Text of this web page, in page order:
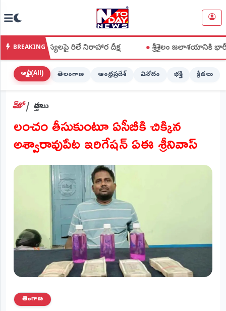
హోమ్
(Home)
STREAMING
లైవ్
(Live
ప్రాంతీయ
వార్తలు
తెలంగాణ
ఆంధ్రప్రదేశ్
BREAKING
సమస్యలపై రిలే నిరాహార దీక్ష ●శ్రీశైలం జలాశయానికి భారీగా వరద
అన్నీ (All) తెలంగాణ ఆంధ్రప్రదేశ్ వినోదం భక్తి క్రీడలు
హోమ్ వార్తలు
లంచం తీసుకుంటూ ఏసీబీకి చిక్కిన
అశ్వారావుపేట ఇరిగేషన్ ఏఈ శ్రీనివాస్
తెలంగాణ